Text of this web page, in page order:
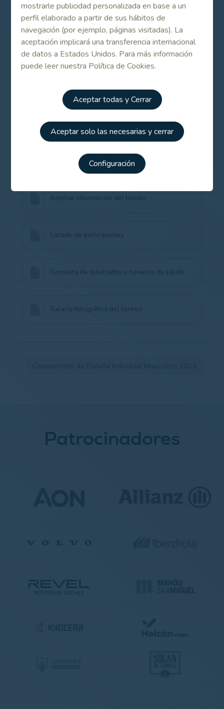
mostrarle publicidad personalizada en base a un
perfil elaborado a partir de sus hábitos de
navegación (por ejemplo, páginas visitadas). La
aceptación implicará una transferencia internacional
de datos a Estados Unidos. Para más información
puede leer nuestra Política de Cookies.
Aceptar todas y Cerrar
Aceptar solo las necesarias y cerrar
Configuración
Contenido Relacionado
Jon Rahm vuelve a casa para defender corona
Listado de participantes del Campeonato de
Campeonato de España Individual Masculino
Patrocinadores